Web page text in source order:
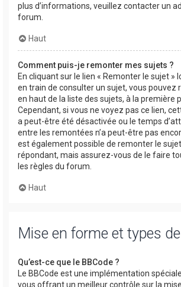
plus d’informations, veuillez contacter un
forum.
Haut
Comment puis-je remonter mes sujets ?
En cliquant sur le lien « Remonter le sujet »
en train de consulter un sujet, vous pouvez
en haut de la liste des sujets, à la première
Cependant, si vous ne voyez pas ce lien,
a peut-être été désactivée ou le temps
entre les remontées n’a peut-être pas
est également possible de remonter le
répondant, mais assurez-vous de le faire
les règles du forum.
Haut
Mise en forme et types
Qu’est-ce que le BBCode ?
Le BBCode est une implémentation
vous offrant un meilleur contrôle sur la